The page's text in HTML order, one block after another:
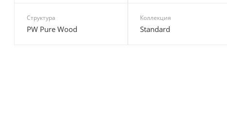
Структура
PW Pure Wood
Коллекция
Standard